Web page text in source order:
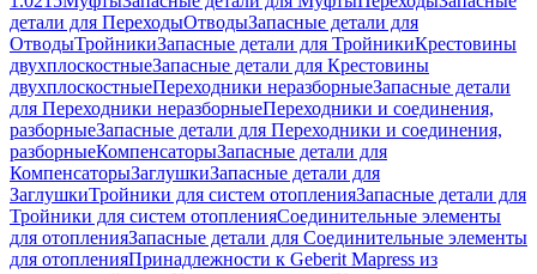
детали для ПереходыОтводыЗапасные детали для
ОтводыТройникиЗапасные детали для ТройникиКрестовины
двухплоскостныеЗапасные детали для Крестовины
двухплоскостныеПереходники неразборныеЗапасные детали
для Переходники неразборныеПереходники и соединения,
разборныеЗапасные детали для Переходники и соединения,
разборныеКомпенсаторыЗапасные детали для
КомпенсаторыЗаглушкиЗапасные детали для
ЗаглушкиТройники для систем отопленияЗапасные детали для
Тройники для систем отопленияСоединительные элементы
для отопленияЗапасные детали для Соединительные элементы
для отопленияПринадлежности к Geberit Mapress из